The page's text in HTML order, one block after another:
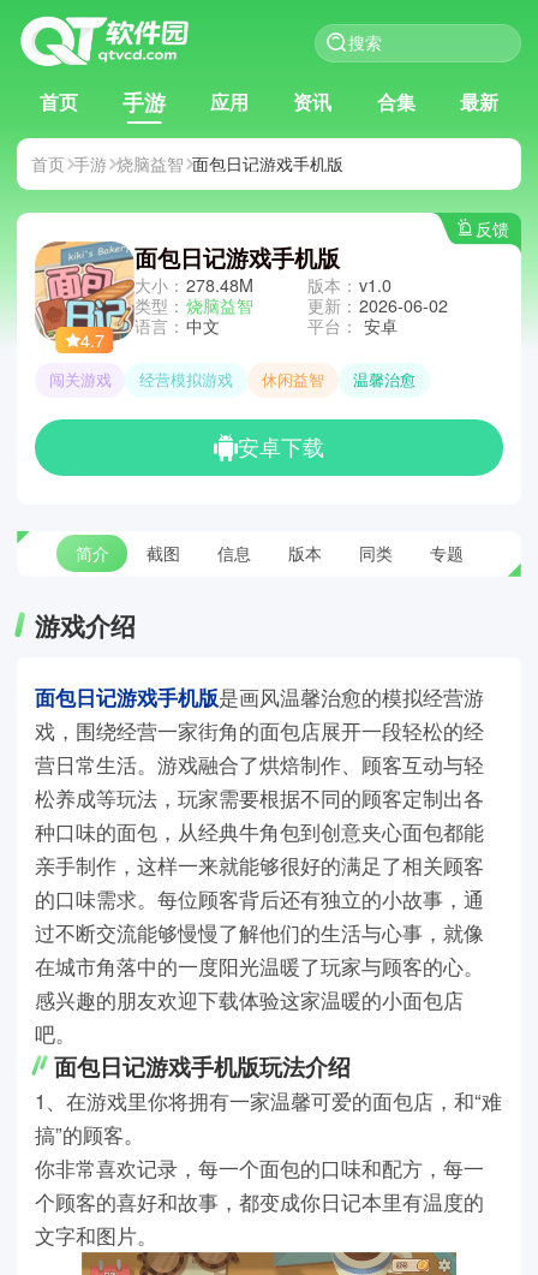
首页 手游 应用 资讯 合集 最新
首页 手游 烧脑益智 面包日记游戏手机版
反馈
4.7
面包日记游戏手机版
大小： 278.48M
类型： 烧脑益智
语言： 中文
版本： v1.0
更新： 2026-06-02
平台： 安卓
闯关游戏 经营模拟游戏 休闲益智 温馨治愈
安卓下载
简介 截图 信息 版本 同类 专题
游戏介绍
面包日记游戏手机版是画风温馨治愈的模拟经营游
戏，围绕经营一家街角的面包店展开一段轻松的经
营日常生活。游戏融合了烘焙制作、顾客互动与轻
松养成等玩法，玩家需要根据不同的顾客定制出各
种口味的面包，从经典牛角包到创意夹心面包都能
亲手制作，这样一来就能够很好的满足了相关顾客
的口味需求。每位顾客背后还有独立的小故事，通
过不断交流能够慢慢了解他们的生活与心事，就像
在城市角落中的一度阳光温暖了玩家与顾客的心。
感兴趣的朋友欢迎下载体验这家温暖的小面包店
吧。
面包日记游戏手机版玩法介绍
1 、在游戏里你将拥有一家温馨可爱的面包店，和“难
搞”的顾客。
你非常喜欢记录，每一个面包的口味和配方，每一
个顾客的喜好和故事，都变成你日记本里有温度的
文字和图片。